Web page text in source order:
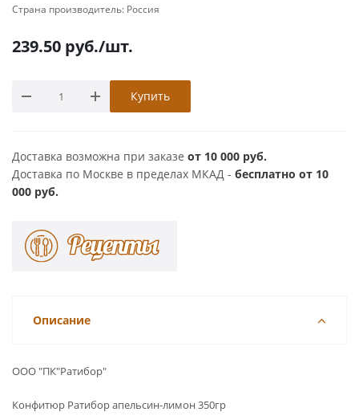
Страна производитель: Россия
239.50 руб./шт.
Купить
Доставка возможна при заказе от 10 000 руб.
Доставка по Москве в пределах МКАД - бесплатно от 10
000 руб.
Описание
ООО "ПК"Ратибор"
Конфитюр Ратибор апельсин-лимон 350гр